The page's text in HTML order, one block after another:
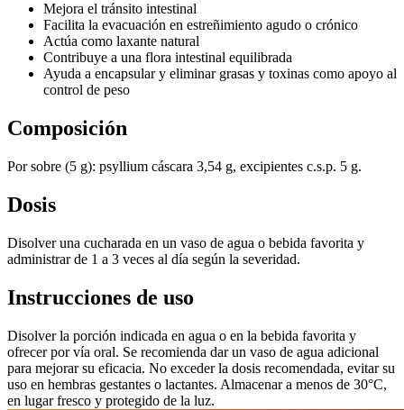
Mejora el tránsito intestinal
Facilita la evacuación en estreñimiento agudo o crónico
Actúa como laxante natural
Contribuye a una flora intestinal equilibrada
Ayuda a encapsular y eliminar grasas y toxinas como apoyo al
control de peso
Composición
Por sobre (5 g): psyllium cáscara 3,54 g, excipientes c.s.p. 5 g.
Dosis
Disolver una cucharada en un vaso de agua o bebida favorita y
administrar de 1 a 3 veces al día según la severidad.
Instrucciones de uso
Disolver la porción indicada en agua o en la bebida favorita y
ofrecer por vía oral. Se recomienda dar un vaso de agua adicional
para mejorar su eficacia. No exceder la dosis recomendada, evitar su
uso en hembras gestantes o lactantes. Almacenar a menos de 30°C,
en lugar fresco y protegido de la luz.